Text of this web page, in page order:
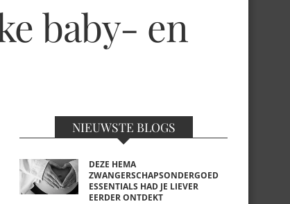
baby- en
NIEUWSTE BLOGS
DEZE HEMA
ZWANGERSCHAPSONDERGOED
ESSENTIALS HAD JE LIEVER
EERDER ONTDEKT